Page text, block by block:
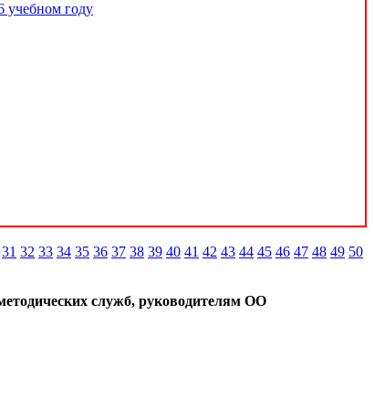
учебном году
31 32 33 34 35 36 37 38 39 40 41 42 43 44 45 46 47 48 49 50
служб, руководителям ОО